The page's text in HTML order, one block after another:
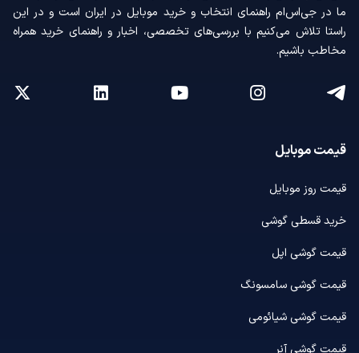
ما در جی‌اس‌ام راهنمای انتخاب و خرید موبایل در ایران است و در این
راستا تلاش می‌کنیم با بررسی‌های تخصصی، اخبار و راهنمای خرید همراه
مخاطب باشیم.
قیمت موبایل
قیمت روز موبایل
خرید قسطی گوشی
قیمت گوشی اپل
قیمت گوشی سامسونگ
قیمت گوشی شیائومی
قیمت گوشی آنر